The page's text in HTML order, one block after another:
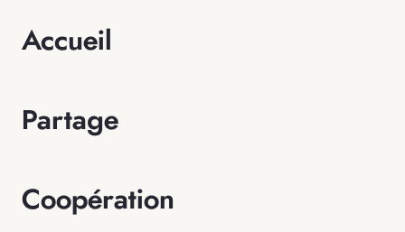
Accueil
Partage
Coopération